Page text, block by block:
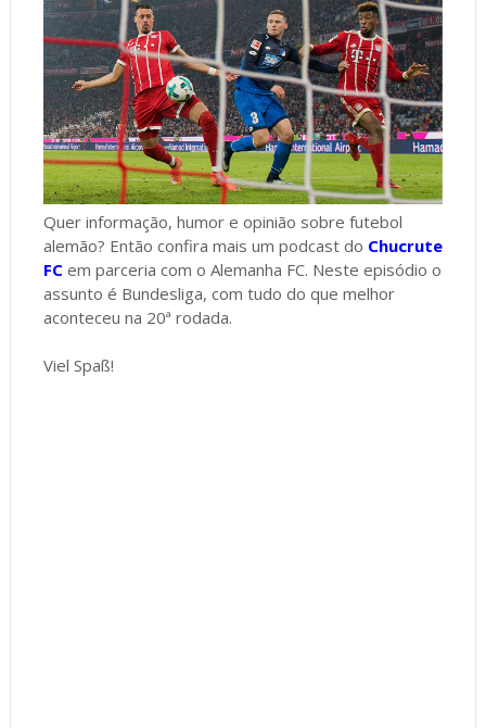
Quer informação, humor e opinião sobre futebol
alemão? Então confira mais um podcast do Chucrute
FCem parceria com o Alemanha FC. Neste episódio o
assunto é Bundesliga, com tudo do que melhor
aconteceu na 20ª rodada.
Viel Spaß!